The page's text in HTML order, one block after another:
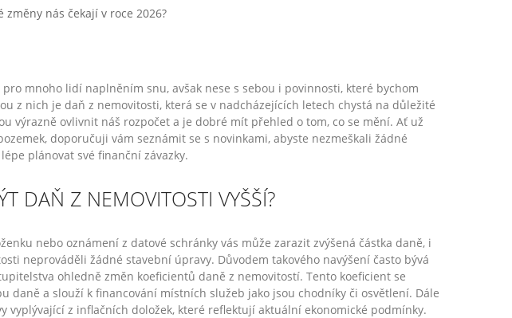
mnoho lidí naplněním snu, avšak nese s sebou i povinnosti, které bychom
z nich je daň z nemovitosti, která se v nadcházejících letech chystá na důležité
výrazně ovlivnit náš rozpočet a je dobré mít přehled o tom, co se mění. Ať už
doporučuji vám seznámit se s novinkami, abyste nezmeškali žádné
plánovat své finanční závazky.
DAŇ Z NEMOVITOSTI VYŠŠÍ?
nebo oznámení z datové schránky vás může zarazit zvýšená částka daně, i
neprováděli žádné stavební úpravy. Důvodem takového navýšení často bývá
ohledně změn koeficientů daně z nemovitostí. Tento koeficient se
daně a slouží k financování místních služeb jako jsou chodníky či osvětlení. Dále
vyplývající z inflačních doložek, které reflektují aktuální ekonomické podmínky.